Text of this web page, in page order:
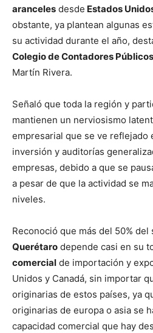
aranceles desde Estados
obstante, ya plantean algunas
su actividad durante el año,
Colegio de Contadores
Martín Rivera.
Señaló que toda la región y
mantienen un nerviosismo
empresarial que se ve reflejado
inversión y auditorías
empresas, debido a que se
a pesar de que la actividad se
niveles.
Reconoció que más del 50% del
Querétaro depende casi en su
comercial de importación y
Unidos y Canadá, sin importar
originarias de estos países, ya
originarias de europa o asia se
capacidad comercial que hay